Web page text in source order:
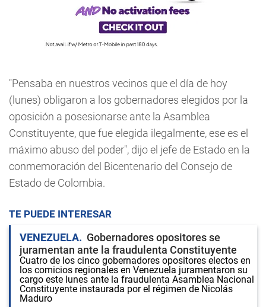
"Pensaba en nuestros vecinos que el día de hoy
(lunes) obligaron a los gobernadores elegidos por la
oposición a posesionarse ante la Asamblea
Constituyente, que fue elegida ilegalmente, ese es el
máximo abuso del poder", dijo el jefe de Estado en la
conmemoración del Bicentenario del Consejo de
Estado de Colombia.
TE PUEDE INTERESAR
VENEZUELA
Gobernadores opositores se
juramentan ante la fraudulenta Constituyente
Cuatro de los cinco gobernadores opositores electos en
los comicios regionales en Venezuela juramentaron su
cargo este lunes ante la fraudulenta Asamblea Nacional
Constituyente instaurada por el régimen de Nicolás
Maduro